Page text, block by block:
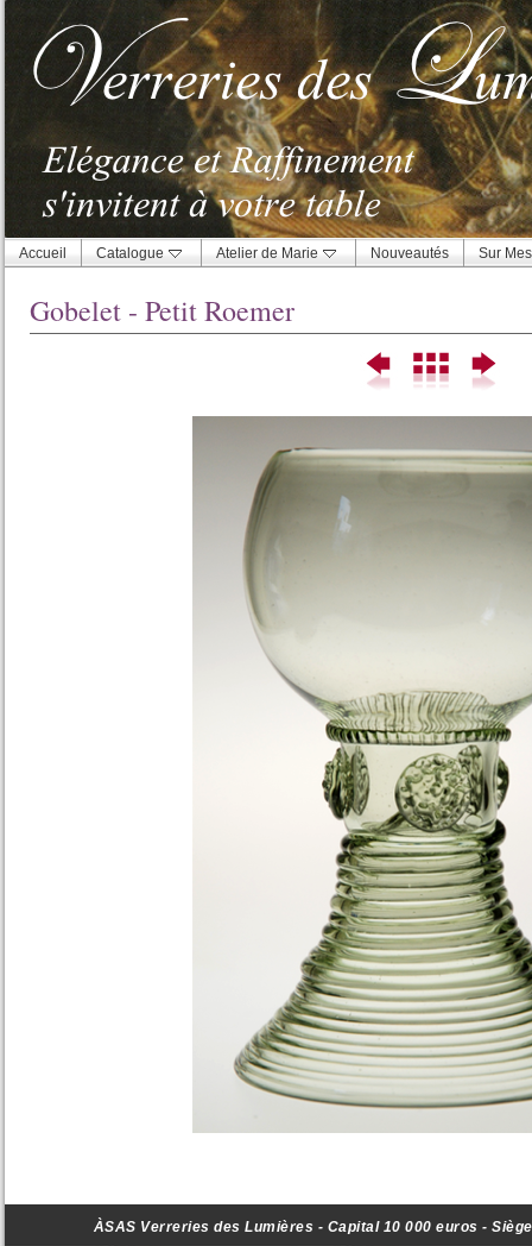
Accueil Catalogue Atelier de Marie Nouveautés Sur
Gobelet - Petit Roemer
ÀSAS Verreries des Lumières - Capital 10 000 euros -